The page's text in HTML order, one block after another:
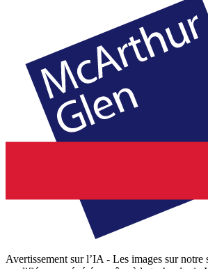
Avertissement sur l’IA - Les images sur notre